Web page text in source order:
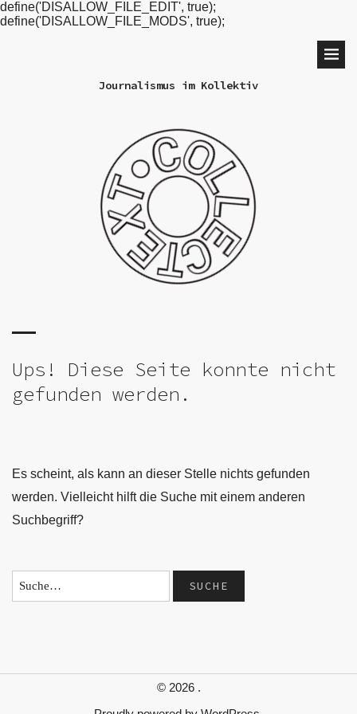
define('DISALLOW_FILE_EDIT', true);
define('DISALLOW_FILE_MODS', true);
Journalismus im Kollektiv
Ups! Diese Seite konnte nicht
gefunden werden.
Es scheint, als kann an dieser Stelle nichts gefunden
werden. Vielleicht hilft die Suche mit einem anderen
Suchbegriff?
© 2026 .